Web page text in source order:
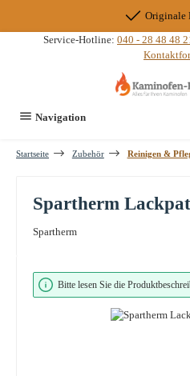
Originale
Service-Hotline: 040 - 28 48 48
Navigation
Startseite Zubehör Reinigen &
Spartherm
Spartherm
Bildergalerie überspringen
Bitte lesen Sie die